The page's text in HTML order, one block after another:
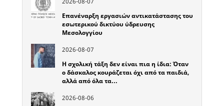
Επανέναρξη εργασιών αντικατάστασης του
εσωτερικού δικτύου ύδρευσης
Μεσολογγίου
2026-08-07
Η σχολική τάξη δεν είναι πια η ίδια: Όταν
ο δάσκαλος κουράζεται όχι από τα παιδιά,
αλλά από όλα τα…
2026-08-06